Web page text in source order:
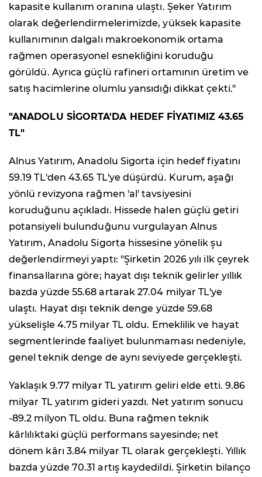
kapasite kullanım oranına ulaştı. Şeker Yatırım
olarak değerlendirmelerimizde, yüksek kapasite
kullanımının dalgalı makroekonomik ortama
rağmen operasyonel esnekliğini koruduğu
görüldü. Ayrıca güçlü rafineri ortamının üretim ve
satış hacimlerine olumlu yansıdığı dikkat çekti."
"ANADOLU SİGORTA'DA HEDEF FİYATIMIZ 43.65
TL"
Alnus Yatırım, Anadolu Sigorta için hedef fiyatını
59.19 TL'den 43.65 TL'ye düşürdü. Kurum, aşağı
yönlü revizyona rağmen 'al' tavsiyesini
koruduğunu açıkladı. Hissede halen güçlü getiri
potansiyeli bulunduğunu vurgulayan Alnus
Yatırım, Anadolu Sigorta hissesine yönelik şu
değerlendirmeyi yaptı: "Şirketin 2026 yılı ilk çeyrek
finansallarına göre; hayat dışı teknik gelirler yıllık
bazda yüzde 55.68 artarak 27.04 milyar TL'ye
ulaştı. Hayat dışı teknik denge yüzde 59.68
yükselişle 4.75 milyar TL oldu. Emeklilik ve hayat
segmentlerinde faaliyet bulunmaması nedeniyle,
genel teknik denge de aynı seviyede gerçekleşti.
Yaklaşık 9.77 milyar TL yatırım geliri elde etti. 9.86
milyar TL yatırım gideri yazdı. Net yatırım sonucu
-89.2 milyon TL oldu. Buna rağmen teknik
kârlılıktaki güçlü performans sayesinde; net
dönem kârı 3.84 milyar TL olarak gerçekleşti. Yıllık
bazda yüzde 70.31 artış kaydedildi. Şirketin bilanço